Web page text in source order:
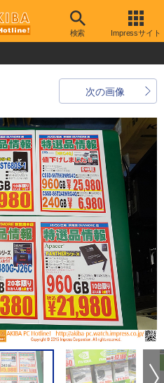
検索 Impressサイト
次の画像